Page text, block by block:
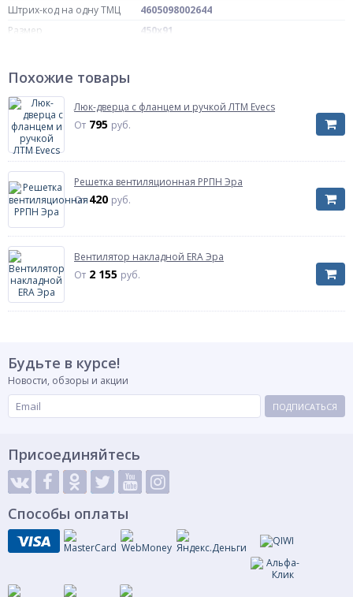
Штрих-код на одну ТМЦ
4605098002644
Размер
450х91
Цвет
Похожие товары
Люк-дверца с фланцем и ручкой ЛТМ Evecs
От 795 руб.
Решетка вентиляционная РРПН Эра
От420 руб.
Вентилятор накладной ERA Эра
От 2 155 руб.
Будьте в курсе!
Новости, обзоры и акции
ПОДПИСАТЬСЯ
Присоединяйтесь
Способы оплаты